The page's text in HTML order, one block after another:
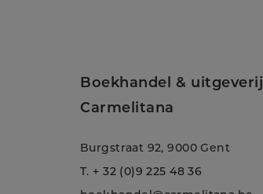
Boekhandel & uitgeverij
Carmelitana
Burgstraat 92, 9000 Gent
T. + 32 (0)9 225 48 36